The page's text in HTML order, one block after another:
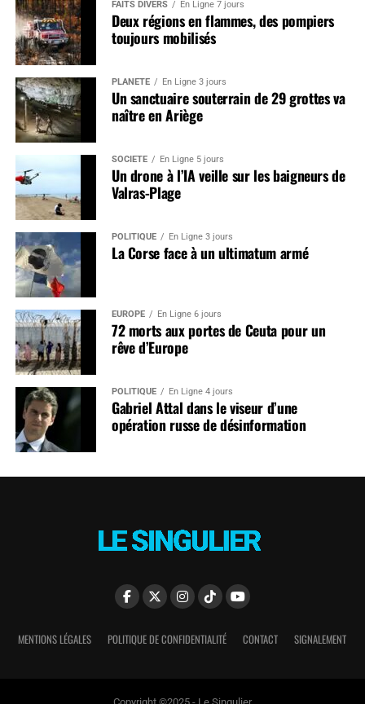
FAITS DIVERS En Ligne 7 jours
Deux régions en flammes, des pompiers
toujours mobilisés
PLANÈTE En Ligne 3 jours
Un sanctuaire souterrain de 29 grottes va
naître en Ariège
SOCIÉTÉ En Ligne 5 jours
Un drone à l’IA veille sur les baigneurs de
Valras-Plage
POLITIQUE En Ligne 3 jours
La Corse face à un ultimatum armé
EUROPE En Ligne 6 jours
72 morts aux portes de Ceuta pour un
rêve d’Europe
POLITIQUE En Ligne 4 jours
Gabriel Attal dans le viseur d’une
opération russe de désinformation
MENTIONS LÉGALES POLITIQUE DE CONFIDENTIALITÉ CONTACT SIGNALEMENT